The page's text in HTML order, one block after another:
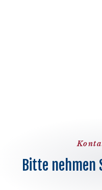
Bitte nehmen